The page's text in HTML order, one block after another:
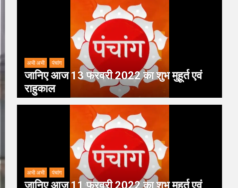
अभी अभी पंचांग
जानिए आज 13 फरवरी 2022 का शुभ मुहूर्त एवं
राहुकाल
अभी अभी पंचांग
जानिए आज 11 फरवरी 2022 का शुभ मुहूर्त एवं